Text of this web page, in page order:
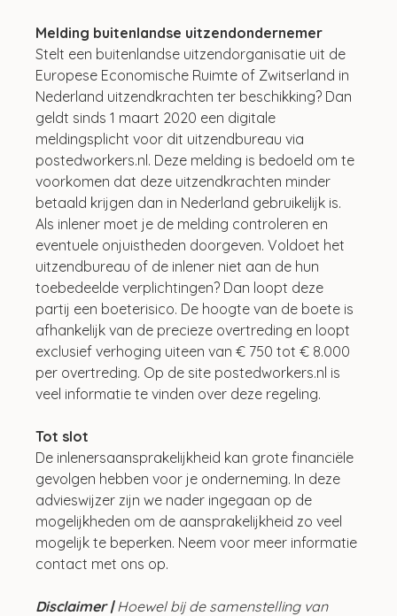
Melding buitenlandse uitzendondernemer
Stelt een buitenlandse uitzendorganisatie uit de
Europese Economische Ruimte of Zwitserland in
Nederland uitzendkrachten ter beschikking? Dan
geldt sinds 1 maart 2020 een digitale
meldingsplicht voor dit uitzendbureau via
postedworkers.nl. Deze melding is bedoeld om te
voorkomen dat deze uitzendkrachten minder
betaald krijgen dan in Nederland gebruikelijk is.
Als inlener moet je de melding controleren en
eventuele onjuistheden doorgeven. Voldoet het
uitzendbureau of de inlener niet aan de hun
toebedeelde verplichtingen? Dan loopt deze
partij een boeterisico. De hoogte van de boete is
afhankelijk van de precieze overtreding en loopt
exclusief verhoging uiteen van € 750 tot € 8.000
per overtreding. Op de site postedworkers.nl is
veel informatie te vinden over deze regeling.
Tot slot
De inlenersaansprakelijkheid kan grote financiële
gevolgen hebben voor je onderneming. In deze
advieswijzer zijn we nader ingegaan op de
mogelijkheden om de aansprakelijkheid zo veel
mogelijk te beperken. Neem voor meer informatie
contact met ons op.
Disclaimer | Hoewel bij de samenstelling van